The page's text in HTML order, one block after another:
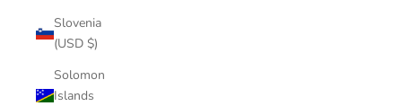
Slovenia
(USD $)
Solomon
Islands